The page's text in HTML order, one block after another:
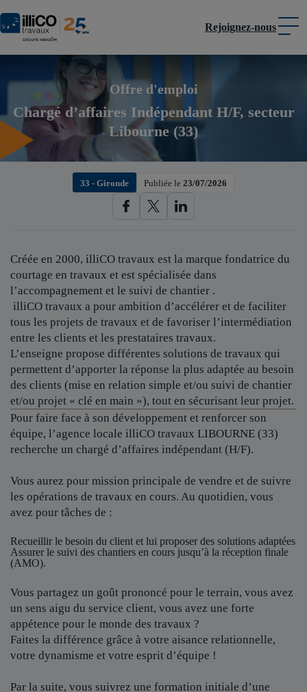
Panneau de gestion des cookies
Rejoignez-nous
Offre d'emploi
Chargé d’affaires Indépendant H/F, secteur
Libourne (33)
33 - Gironde Publiée le 23/07/2026
Créée en 2000, illiCO travaux est la marque fondatrice du
courtage en travaux et est spécialisée dans
l’accompagnement et le suivi de chantier .
illiCO travaux a pour ambition d’accélérer et de faciliter
tous les projets de travaux et de favoriser l’intermédiation
entre les clients et les prestataires travaux.
L’enseigne propose différentes solutions de travaux qui
permettent d’apporter la réponse la plus adaptée au besoin
des clients (mise en relation simple et/ou suivi de chantier
et/ou projet « clé en main »), tout en sécurisant leur projet.
Pour faire face à son développement et renforcer son
équipe, l’agence locale illiCO travaux LIBOURNE (33)
recherche un chargé d’affaires indépendant (H/F).
Vous aurez pour mission principale de vendre et de suivre
les opérations de travaux en cours. Au quotidien, vous
avez pour tâches de :
Recueillir le besoin du client et lui proposer des solutions adaptées
Assurer le suivi des chantiers en cours jusqu’à la réception finale
(AMO).
Vous partagez un goût prononcé pour le terrain, vous avez
un sens aigu du service client, vous avez une forte
appétence pour le monde des travaux ?
Faites la différence grâce à votre aisance relationnelle,
votre dynamisme et votre esprit d’équipe !
Par la suite, vous suivrez une formation initiale d’une